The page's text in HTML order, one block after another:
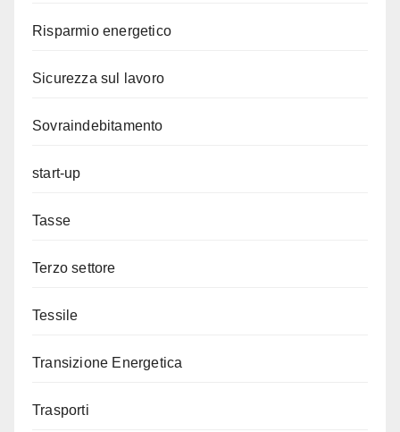
Risparmio energetico
Sicurezza sul lavoro
Sovraindebitamento
start-up
Tasse
Terzo settore
Tessile
Transizione Energetica
Trasporti